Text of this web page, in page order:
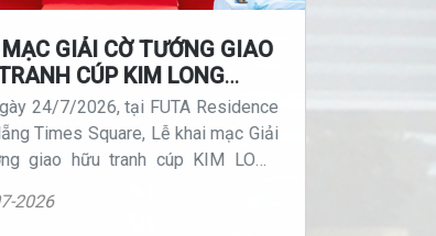
GIẢI CỜ TƯỚNG GIAO
CÚP KIM LONG
LẦN THỨ I - NĂM 2026
24/7/2026, tại FUTA Residence
Times Square, Lễ khai mạc Giải
giao hữu tranh cúp KIM LONG
2026
Ngày